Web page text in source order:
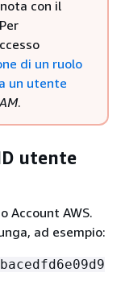
con il
di un ruolo
un utente
.
utente
Account AWS.
ad esempio: